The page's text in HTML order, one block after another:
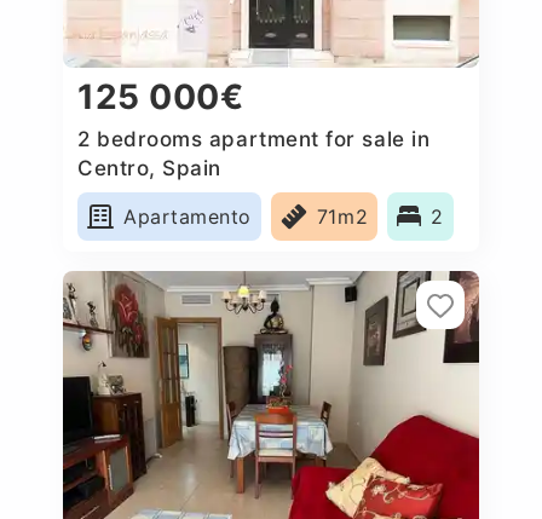
125 000€
2 bedrooms apartment for sale in
Centro, Spain
Apartamento
71m2 2